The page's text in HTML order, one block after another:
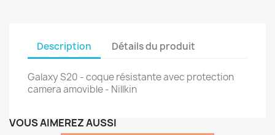
Description Détails du produit
Galaxy S20 - coque résistante avec protection
camera amovible - Nillkin
VOUS AIMEREZ AUSSI